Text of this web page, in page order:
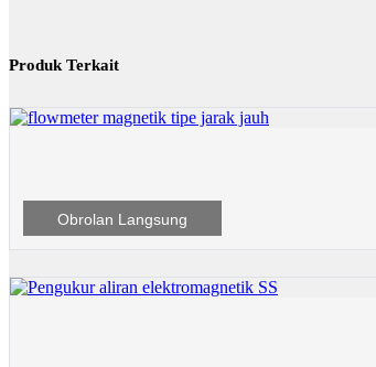
Produk Terkait
Obrolan Langsung